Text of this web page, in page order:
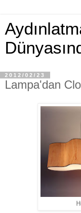
2012/02/23
Lampa'dan